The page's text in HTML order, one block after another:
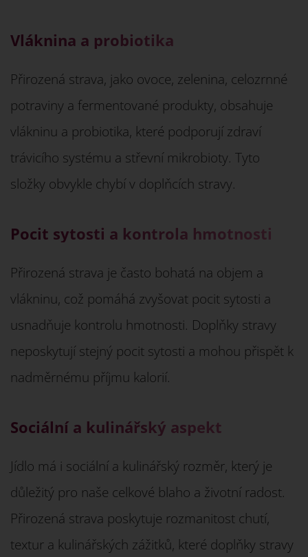
Vláknina a probiotika
Přirozená strava, jako ovoce, zelenina, celozrnné
potraviny a fermentované produkty, obsahuje
vlákninu a probiotika, které podporují zdraví
trávicího systému a střevní mikrobioty. Tyto
složky obvykle chybí v doplňcích stravy.
Pocit sytosti a kontrola hmotnosti
Přirozená strava je často bohatá na objem a
vlákninu, což pomáhá zvyšovat pocit sytosti a
usnadňuje kontrolu hmotnosti. Doplňky stravy
neposkytují stejný pocit sytosti a mohou přispět k
nadměrnému příjmu kalorií.
Sociální a kulinářský aspekt
Jídlo má i sociální a kulinářský rozměr, který je
důležitý pro naše celkové blaho a životní radost.
Přirozená strava poskytuje rozmanitost chutí,
textur a kulinářských zážitků, které doplňky stravy